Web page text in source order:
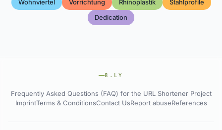
Wohnviertel Vorrichtung Rhinoplastik
Stahlprofile
Dedication
8.LY
Frequently Asked Questions (FAQ) for the URL Shortener Project
ImprintTerms & ConditionsContact UsReport abuseReferences